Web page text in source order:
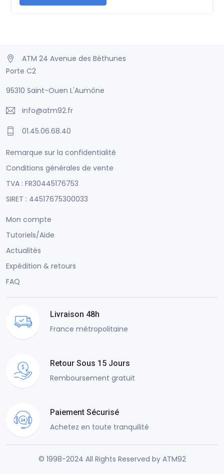
ATM 24 Avenue des Béthunes
Porte C2
95310 Saint-Ouen L'Aumône
info@atm92.fr
01.45.06.68.40
Remarque sur la confidentialité
Conditions générales de vente
TVA : FR30445176753
SIRET : 44517675300033
Mon compte
Tutoriels/Aide
Actualités
Expédition & retours
FAQ
Livraison 48h
France métropolitaine
Retour Sous 15 Jours
Remboursement gratuit
Paiement Sécurisé
Achetez en toute tranquilité
© 1998-2024 All Rights Reserved by ATM92